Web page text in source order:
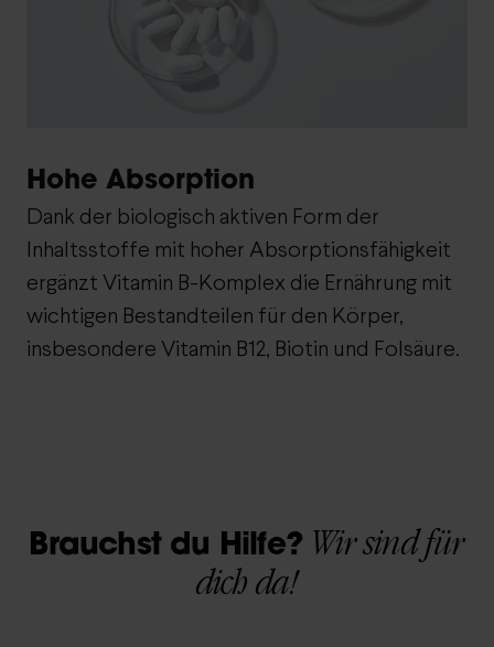
Hohe Absorption
Dank der biologisch aktiven Form der
Inhaltsstoffe mit hoher Absorptionsfähigkeit
ergänzt Vitamin B-Komplex die Ernährung mit
wichtigen Bestandteilen für den Körper,
insbesondere Vitamin B12, Biotin und Folsäure.
Brauchst du Hilfe? Wir sind für
dich da!